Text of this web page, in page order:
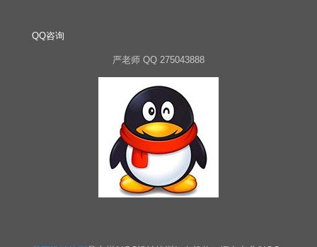
QQ咨询
严老师 QQ 275043888